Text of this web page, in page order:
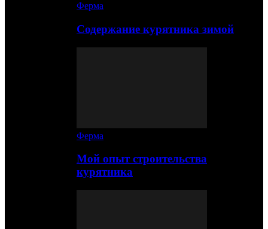
Ферма
Содержание курятника зимой
Ферма
Мой опыт строительства
курятника